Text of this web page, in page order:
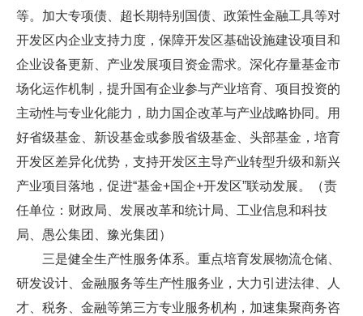
等。加大专项债、超长期特别国债、政策性金融工具等对
开发区内企业支持力度，保障开发区基础设施建设项目和
企业设备更新、产业发展项目资金需求。深化存量基金市
场化运作机制，提升国有企业参与产业培育、项目投资的
主动性与专业化能力，助力国企改革与产业战略协同。用
好省级基金、新设基金或参股省级基金、头部基金，培育
开发区差异化优势，支持开发区主导产业转型升级和新兴
产业项目落地，促进“基金+国企+开发区”联动发展。（责
任单位：财政局、发展改革和统计局、工业信息和科技
局、愚公集团、豫光集团）
三是健全生产性服务体系。重点培育发展物流仓储、
研发设计、金融服务等生产性服务业，大力引进法律、人
才、税务、金融等第三方专业服务机构，加速集聚商务咨